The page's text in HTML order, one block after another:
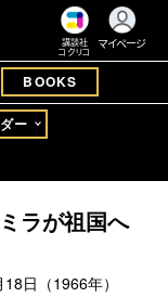
講談社
コクリコ
マイページ
BOOKS
ー
ラが祖国へ
日（1966年）